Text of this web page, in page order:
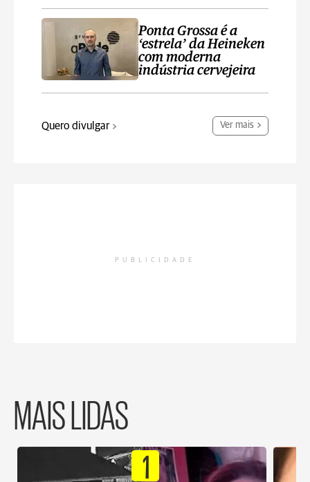
Ponta Grossa é a
‘estrela’ da Heineken
com moderna
indústria cervejeira
Quero divulgar Ver mais
PUBLICIDADE
MAIS LIDAS
1